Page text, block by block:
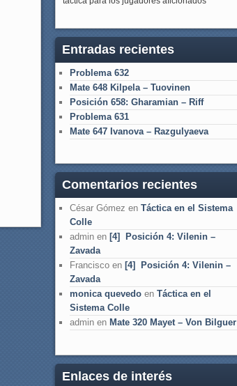
Entradas recientes
Problema 632
Mate 648 Kilpela – Tuovinen
Posición 658: Gharamian – Riff
Problema 631
Mate 647 Ivanova – Razgulyaeva
Comentarios recientes
César Gómez en Táctica en el Sistema
Colle
admin en [4] Posición 4: Vilenin –
Zavada
Francisco en [4] Posición 4: Vilenin –
Zavada
monica quevedo en Táctica en el
Sistema Colle
admin en Mate 320 Mayet – Von Bilguer
Enlaces de interés